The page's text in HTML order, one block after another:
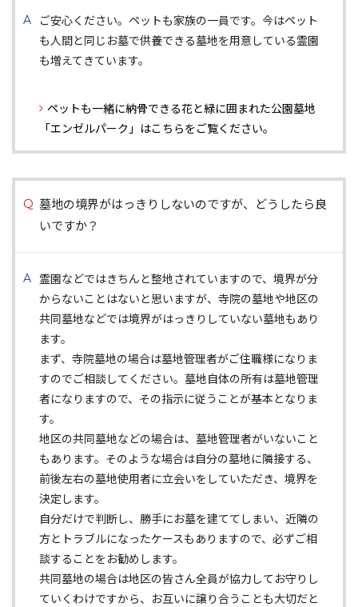
ご安心ください。ペットも家族の一員です。今はペット
も人間と同じお墓で供養できる墓地を用意している霊園
も増えてきています。
ペットも一緒に納骨できる花と緑に囲まれた公園墓地
「エンゼルパーク」はこちらをご覧ください。
墓地の境界がはっきりしないのですが、どうしたら良
いですか？
霊園などではきちんと整地されていますので、境界が分
からないことはないと思いますが、寺院の墓地や地区の
共同墓地などでは境界がはっきりしていない墓地もあり
ます。
まず、寺院墓地の場合は墓地管理者がご住職様になりま
すのでご相談してください。墓地自体の所有は墓地管理
者になりますので、その指示に従うことが基本となりま
す。
地区の共同墓地などの場合は、墓地管理者がいないこと
もあります。そのような場合は自分の墓地に隣接する、
前後左右の墓地使用者に立会いをしていただき、境界を
決定します。
自分だけで判断し、勝手にお墓を建ててしまい、近隣の
方とトラブルになったケースもありますので、必ずご相
談することをお勧めします。
共同墓地の場合は地区の皆さん全員が協力してお守りし
ていくわけですから、お互いに譲り合うことも大切だと